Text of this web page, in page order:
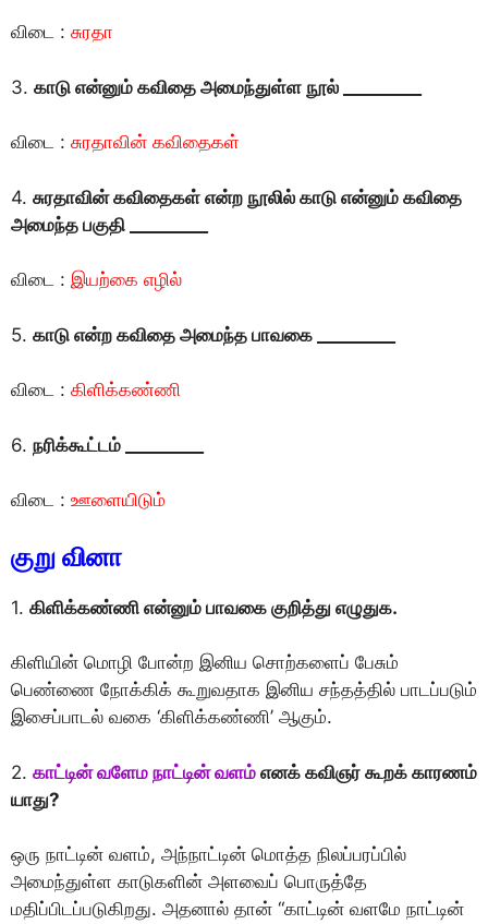
விடை : சுரதா
3. காடு என்னும் கவிதை அமைந்துள்ள நூல் _________
விடை : சுரதாவின் கவிதைகள்
4. சுரதாவின் கவிதைகள் என்ற நூலில் காடு என்னும் கவிதை
அமைந்த பகுதி _________
விடை : இயற்கை எழில்
5. காடு என்ற கவிதை அமைந்த பாவகை _________
விடை : கிளிக்கண்ணி
6. நரிக்கூட்டம் _________
விடை : ஊளையிடும்
குறு வினா
1. கிளிக்கண்ணி என்னும் பாவகை குறித்து எழுதுக.
கிளியின் மொழி போன்ற இனிய சொற்களைப் பேசும்
பெண்ணை நோக்கிக் கூறுவதாக இனிய சந்தத்தில் பாடப்படும்
இசைப்பாடல் வகை ‘கிளிக்கண்ணி’ ஆகும்.
2. காட்டின் வளேம நாட்டின் வளம் எனக் கவிஞர் கூறக் காரணம்
யாது?
ஒரு நாட்டின் வளம், அந்நாட்டின் மொத்த நிலப்பரப்பில்
அமைந்துள்ள காடுகளின் அளவைப் பொருத்தே
மதிப்பிடப்படுகிறது. அதனால் தான் “காட்டின் வளமே நாட்டின்